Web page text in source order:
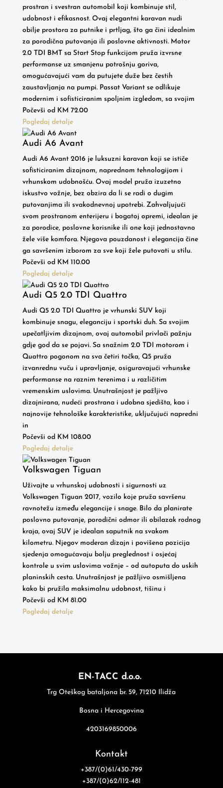
prostran i svestran automobil koji kombinuje stil,
udobnost i efikasnost. Ovaj elegantni karavan nudi
obilje prostora za putnike i prtljag, što ga čini idealnim
za porodična putovanja ili poslovne aktivnosti. Motor
2.0 TDI BMT sa Start Stop funkcijom pruža izvrsne
performanse uz smanjenu potrošnju goriva,
omogućavajući vam da putujete duže bez čestih
zaustavljanja na pumpi. Passat Variant se odlikuje
modernim i sofisticiranim spoljnim izgledom, sa svojim
Počevši od KM 72.00
Pogledaj detalje
Audi A6 Avant
Audi A6 Avant 2016 je luksuzni karavan koji se ističe
sofisticiranim dizajnom, naprednom tehnologijom i
vrhunskom udobnošću. Ovaj model pruža izuzetno
iskustvo vožnje, bez obzira da li se radi o dugim
putovanjima ili svakodnevnoj upotrebi. Zahvaljujući
svom prostranom enterijeru i bogatoj opremi, idealan je
za porodice, poslovne korisnike ili one koji jednostavno
žele više komfora. Njegova pouzdanost i elegancija čine
ga savršenim izborom za sve koji žele putovati u stilu.
Počevši od KM 110.00
Pogledaj detalje
Audi Q5 2.0 TDI Quattro
Audi Q5 2.0 TDI Quattro je vrhunski SUV koji
kombinuje snagu, eleganciju i sportski duh. Sa svojim
upečatljivim dizajnom, ovaj automobil privlači pažnju
gdje god da se pojavi. Sa snažnim 2.0 TDI motorom i
Quattro pogonom na sva četiri točka, Q5 pruža
izvanrednu vuču i upravljanje, osiguravajući vrhunske
performanse na raznim terenima i u različitim
vremenskim uslovima. Unutrašnjost je pažljivo
dizajnirana, nudeći prostrana i udobna sjedišta, kao i
najnovije tehnološke karakteristike, uključujući napredni
in
Počevši od KM 108.00
Pogledaj detalje
Volkswagen Tiguan
Uživajte u vrhunskoj udobnosti i sigurnosti uz
Volkswagen Tiguan 2017, vozilo koje pruža savršenu
ravnotežu između elegancije i snage. Bilo da planirate
poslovno putovanje, porodični odmor ili obilazak rodnog
kraja, ovaj SUV je idealan saputnik na svakom
kilometru. Njegov moderan dizajn i povišena pozicija
sjedenja omogućavaju bolju preglednost i osjećaj
kontrole u svim uslovima vožnje – od autoputa do uskih
planinskih cesta. Unutrašnjost je pažljivo osmišljena
kako bi pružila maksimalnu udobnost, tišinu i
Počevši od KM 81.00
Pogledaj detalje
EN-TACC d.o.o.
Trg Oteškog bataljona br. 59, 71210 Ilidža
Bosna i Hercegovina
4203169850006
Kontakt
+387/(0)61/430-799
+387/(0)62/112-481